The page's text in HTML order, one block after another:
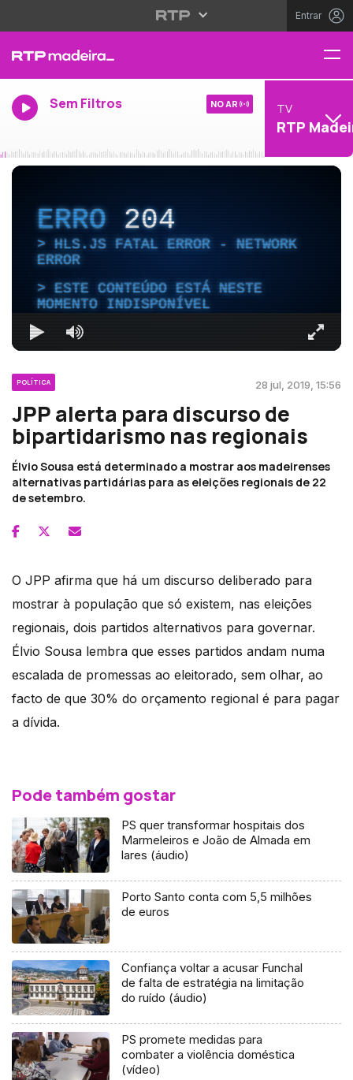
Entrar
Sem Filtros NO AR TV
RTP
ERRO204
HLS.JS FATAL ERROR - NETWORK
ERROR
ESTE CONTEÚDO ESTÁ NESTE
MOMENTO INDISPONÍVEL
POLÍTICA 28 jul, 2019, 15:56
JPP alerta para discurso de
bipartidarismo nas regionais
Élvio Sousa está determinado a mostrar aos madeirenses
alternativas partidárias para as eleições regionais de 22
de setembro.
O JPP afirma que há um discurso deliberado para
mostrar à população que só existem, nas eleições
regionais, dois partidos alternativos para governar.
Élvio Sousa lembra que esses partidos andam numa
escalada de promessas ao eleitorado, sem olhar, ao
facto de que 30% do orçamento regional é para pagar
a dívida.
Pode também gostar
PS quer transformar hospitais dos
Marmeleiros e João de Almada em
lares (áudio)
Porto Santo conta com 5,5 milhões
de euros
Confiança voltar a acusar Funchal
de falta de estratégia na limitação
do ruído (áudio)
PS promete medidas para
combater a violência doméstica
(vídeo)